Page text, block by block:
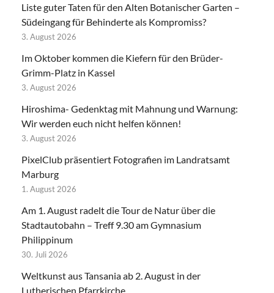
Liste guter Taten für den Alten Botanischer Garten –
Südeingang für Behinderte als Kompromiss?
3. August 2026
Im Oktober kommen die Kiefern für den Brüder-
Grimm-Platz in Kassel
3. August 2026
Hiroshima- Gedenktag mit Mahnung und Warnung:
Wir werden euch nicht helfen können!
3. August 2026
PixelClub präsentiert Fotografien im Landratsamt
Marburg
1. August 2026
Am 1. August radelt die Tour de Natur über die
Stadtautobahn – Treff 9.30 am Gymnasium
Philippinum
30. Juli 2026
Weltkunst aus Tansania ab 2. August in der
Lutherischen Pfarrkirche